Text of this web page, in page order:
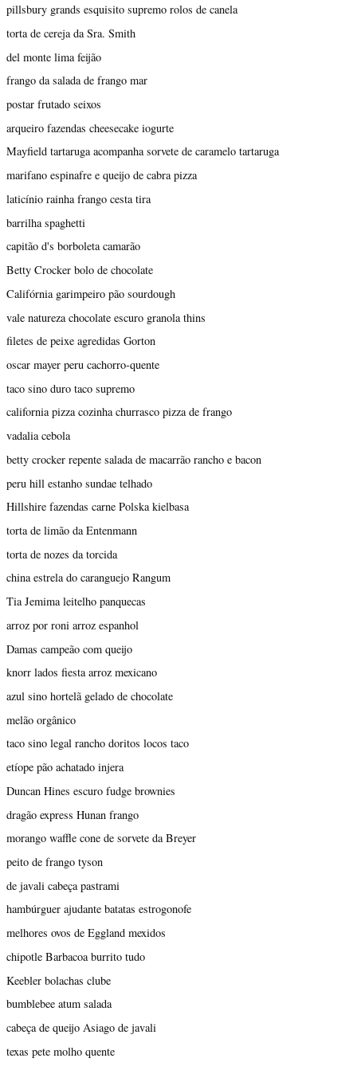
pillsbury grands esquisito supremo rolos de canela
torta de cereja da Sra. Smith
del monte lima feijão
frango da salada de frango mar
postar frutado seixos
arqueiro fazendas cheesecake iogurte
Mayfield tartaruga acompanha sorvete de caramelo tartaruga
marifano espinafre e queijo de cabra pizza
laticínio rainha frango cesta tira
barrilha spaghetti
capitão d's borboleta camarão
Betty Crocker bolo de chocolate
Califórnia garimpeiro pão sourdough
vale natureza chocolate escuro granola thins
filetes de peixe agredidas Gorton
oscar mayer peru cachorro-quente
taco sino duro taco supremo
california pizza cozinha churrasco pizza de frango
vadalia cebola
betty crocker repente salada de macarrão rancho e bacon
peru hill estanho sundae telhado
Hillshire fazendas carne Polska kielbasa
torta de limão da Entenmann
torta de nozes da torcida
china estrela do caranguejo Rangum
Tia Jemima leitelho panquecas
arroz por roni arroz espanhol
Damas campeão com queijo
knorr lados fiesta arroz mexicano
azul sino hortelã gelado de chocolate
melão orgânico
taco sino legal rancho doritos locos taco
etíope pão achatado injera
Duncan Hines escuro fudge brownies
dragão express Hunan frango
morango waffle cone de sorvete da Breyer
peito de frango tyson
de javali cabeça pastrami
hambúrguer ajudante batatas estrogonofe
melhores ovos de Eggland mexidos
chipotle Barbacoa burrito tudo
Keebler bolachas clube
bumblebee atum salada
cabeça de queijo Asiago de javali
texas pete molho quente